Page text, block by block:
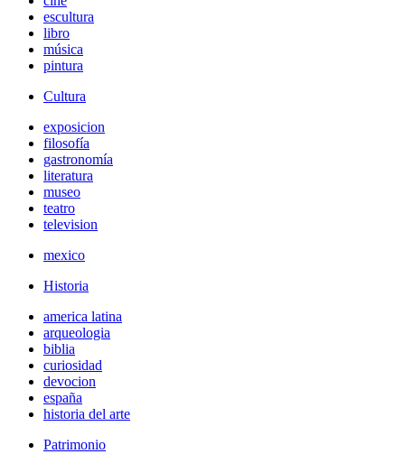
escultura
libro
música
pintura
Cultura
exposicion
filosofía
gastronomía
literatura
museo
teatro
television
mexico
Historia
america latina
arqueologia
biblia
curiosidad
devocion
españa
historia del arte
Patrimonio